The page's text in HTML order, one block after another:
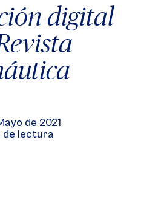
digital
de 2021
de lectura